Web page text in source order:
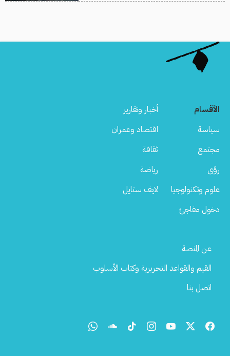
الأقسام
أخبار وتقارير
سياسة
اقتصاد وعمران
مجتمع
ثقافة
رؤى
رياضة
علوم وتكنولوجيا
لايف ستايل
دخول مفاجئ
Footer
عن المنصة
القيم والقواعد التحريرية وكتاب الأسلوب
اتصل بنا